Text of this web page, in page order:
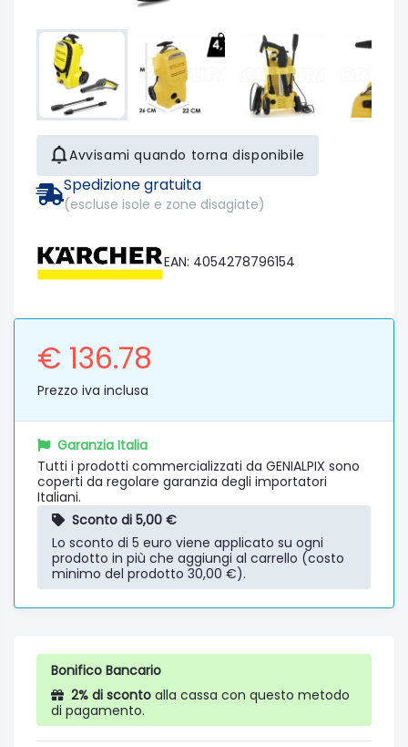
Avvisami quando torna disponibile
Spedizione gratuita
(escluse isole e zone disagiate)
EAN: 4054278796154
€ 136.78
Prezzo iva inclusa
Garanzia Italia
Tutti i prodotti commercializzati da GENIALPIX sono
coperti da regolare garanzia degli importatori
Italiani.
Sconto di 5,00 €
Lo sconto di 5 euro viene applicato su ogni
prodotto in più che aggiungi al carrello (costo
minimo del prodotto 30,00 €).
Bonifico Bancario
2% di sconto alla cassa con questo metodo
di pagamento.